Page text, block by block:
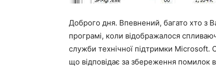
Доброго дня. Впевнений, багато хто з
програмі, коли відображалося
служби технічної підтримки
що відповідає за збереження помилок